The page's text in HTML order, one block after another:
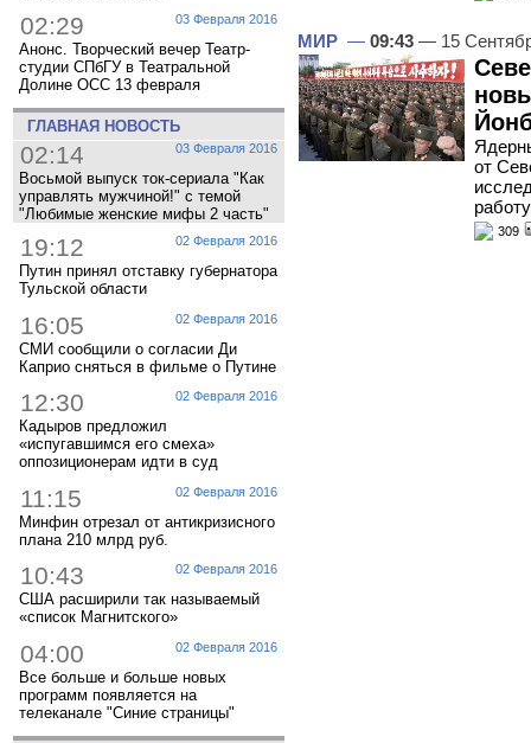
03 Февраля 2016
02:29
Анонс. Творческий вечер Театр-
студии СПбГУ в Театральной
Долине ОСС 13 февраля
ГЛАВНАЯ НОВОСТЬ
03 Февраля 2016
02:14
Восьмой выпуск ток-сериала "Как
управлять мужчиной!" с темой
"Любимые женские мифы 2 часть"
02 Февраля 2016
19:12
Путин принял отставку губернатора
Тульской области
02 Февраля 2016
16:05
СМИ сообщили о согласии Ди
Каприо сняться в фильме о Путине
02 Февраля 2016
12:30
Кадыров предложил
«испугавшимся его смеха»
оппозиционерам идти в суд
02 Февраля 2016
11:15
Минфин отрезал от антикризисного
плана 210 млрд руб.
02 Февраля 2016
10:43
США расширили так называемый
«список Магнитского»
02 Февраля 2016
04:00
Все больше и больше новых
программ появляется на
телеканале "Синие страницы"
МИР — 09:43 — 15
от
309